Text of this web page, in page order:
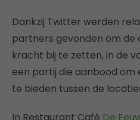
Dankzij Twitter werden
partners gevonden om de
kracht bij te zetten, in de
een partij die aanbood om
te bieden tussen de
In Restaurant Café De